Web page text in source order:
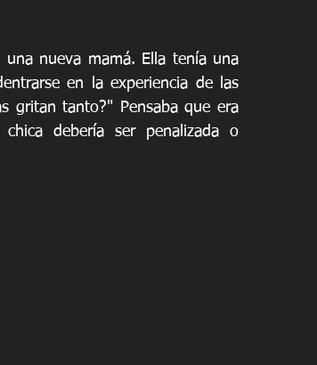
una nueva mamá. Ella tenía una
en la experiencia de las
gritan tanto?" Pensaba que era
debería ser penalizada o